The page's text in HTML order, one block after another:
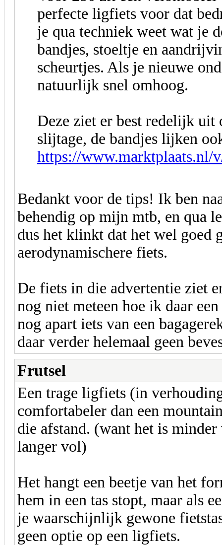
perfecte ligfiets voor dat
je qua techniek weet wat je
bandjes, stoeltje en
scheurtjes. Als je nieuwe
natuurlijk snel omhoog.
Deze ziet er best redelijk uit
slijtage, de bandjes lijken
https://www.marktplaats.nl/
Bedankt voor de tips! Ik ben
behendig op mijn mtb, en qua
dus het klinkt dat het wel goed
aerodynamischere fiets.
De fiets in die advertentie ziet
nog niet meteen hoe ik daar
nog apart iets van een
daar verder helemaal geen
Frutsel
Een trage ligfiets (in
comfortabeler dan een
die afstand. (want het is
langer vol)
Het hangt een beetje van het
hem in een tas stopt, maar als
je waarschijnlijk gewone
geen optie op een ligfiets.